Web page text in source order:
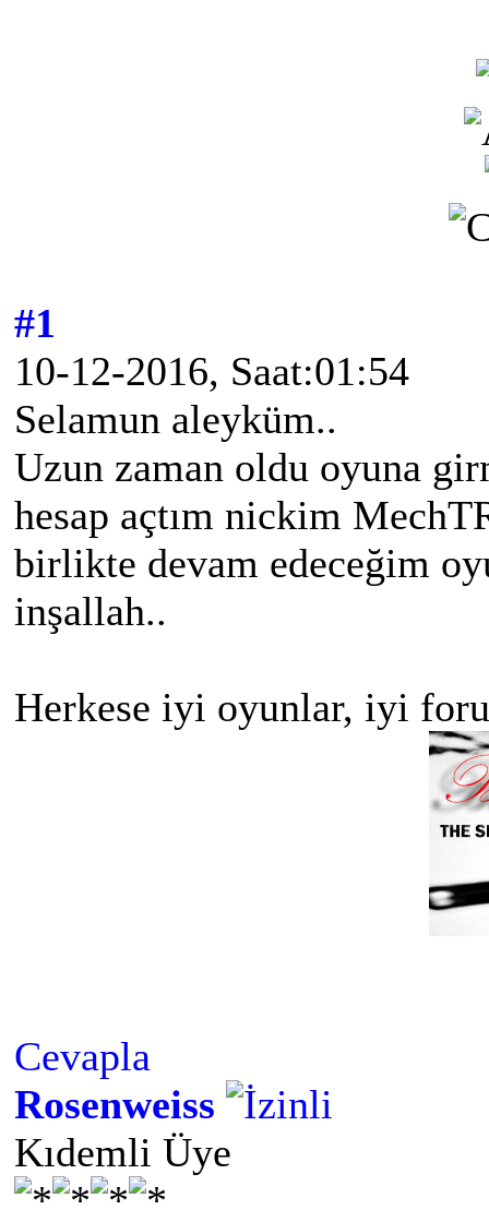
#1
10-12-2016, Saat:01:54
Selamun aleyküm..
Uzun zaman oldu oyuna
hesap açtım nickim
birlikte devam edeceğim
inşallah..
Herkese iyi oyunlar, iyi
Cevapla
Rosenweiss
Kıdemli Üye